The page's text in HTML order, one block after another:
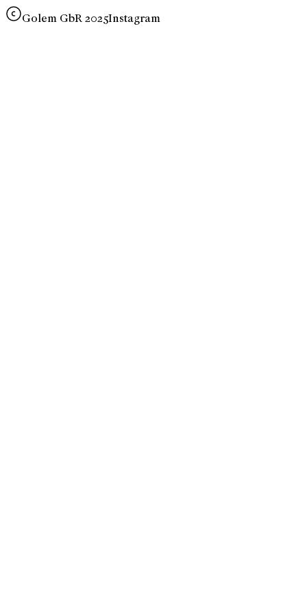
Golem GbR 2025Instagram